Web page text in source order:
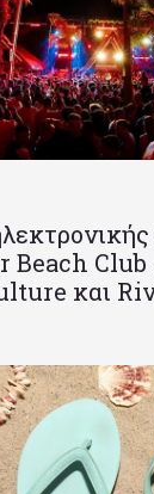
Beach Club
και